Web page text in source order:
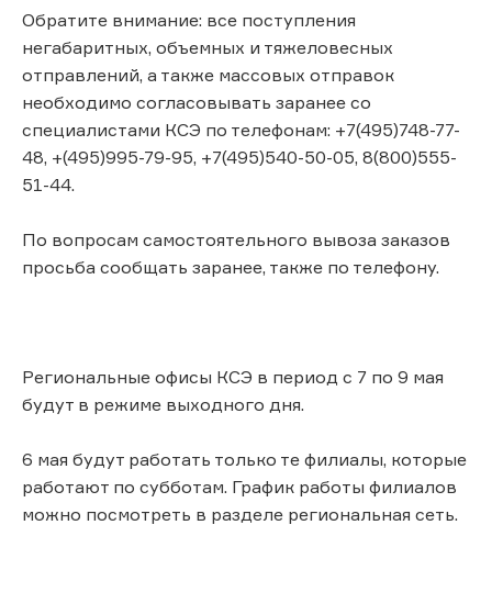
Обратите внимание: все поступления
негабаритных, объемных и тяжеловесных
отправлений, а также массовых отправок
необходимо согласовывать заранее со
специалистами КСЭ по телефонам: +7(495)748-77-
48, +(495)995-79-95, +7(495)540-50-05, 8(800)555-
51-44.
По вопросам самостоятельного вывоза заказов
просьба сообщать заранее, также по телефону.
Региональные офисы КСЭ в период с 7 по 9 мая
будут в режиме выходного дня.
6 мая будут работать только те филиалы, которые
работают по субботам. График работы филиалов
можно посмотреть в разделе региональная сеть.